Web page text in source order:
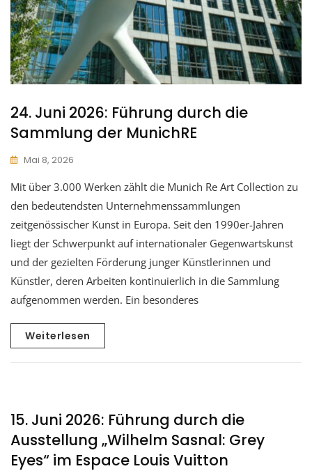
24. Juni 2026: Führung durch die
Sammlung der MunichRE
Mai 8, 2026
Mit über 3.000 Werken zählt die Munich Re Art Collection zu
den bedeutendsten Unternehmenssammlungen
zeitgenössischer Kunst in Europa. Seit den 1990er-Jahren
liegt der Schwerpunkt auf internationaler Gegenwartskunst
und der gezielten Förderung junger Künstlerinnen und
Künstler, deren Arbeiten kontinuierlich in die Sammlung
aufgenommen werden. Ein besonderes
Weiterlesen
15. Juni 2026: Führung durch die
Ausstellung „Wilhelm Sasnal: Grey
Eyes“ im Espace Louis Vuitton